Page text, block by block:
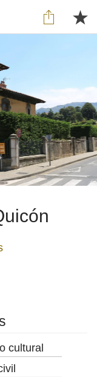
cultural